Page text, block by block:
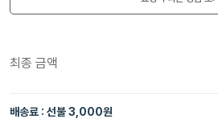
최종 금액
배송료 : 선불 3,000원